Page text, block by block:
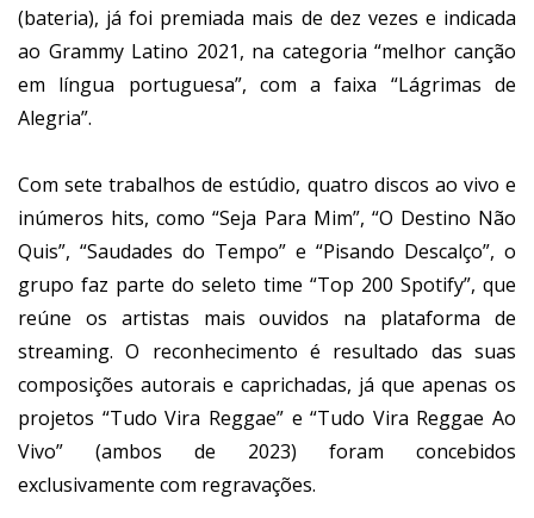
(bateria), já foi premiada mais de dez vezes e indicada
ao Grammy Latino 2021, na categoria “melhor canção
em língua portuguesa”, com a faixa “Lágrimas de
Alegria”.
Com sete trabalhos de estúdio, quatro discos ao vivo e
inúmeros hits, como “Seja Para Mim”, “O Destino Não
Quis”, “Saudades do Tempo” e “Pisando Descalço”, o
grupo faz parte do seleto time “Top 200 Spotify”, que
reúne os artistas mais ouvidos na plataforma de
streaming. O reconhecimento é resultado das suas
composições autorais e caprichadas, já que apenas os
projetos “Tudo Vira Reggae” e “Tudo Vira Reggae Ao
Vivo” (ambos de 2023) foram concebidos
exclusivamente com regravações.